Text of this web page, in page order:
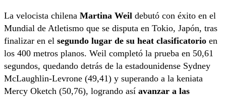
La velocista chilena Martina Weil debutó con éxito en el
Mundial de Atletismo que se disputa en Tokio, Japón, tras
finalizar en el segundo lugar de su heat clasificatorio en
los 400 metros planos. Weil completó la prueba en 50,61
segundos, quedando detrás de la estadounidense Sydney
McLaughlin-Levrone (49,41) y superando a la keniata
Mercy Oketch (50,76), logrando así avanzar a las